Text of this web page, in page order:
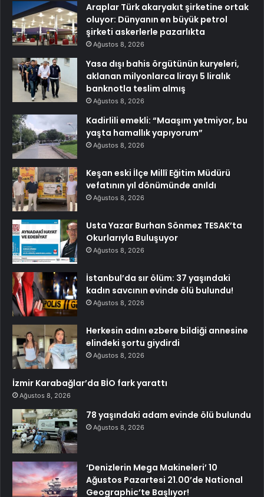
Araplar Türk akaryakıt şirketine ortak
oluyor: Dünyanın en büyük petrol
şirketi askerlerle pazarlıkta
Ağustos 8, 2026
Yasa dışı bahis örgütünün kuryeleri,
aklanan milyonlarca lirayı 5 liralık
banknotla teslim almış
Ağustos 8, 2026
Kadirlili emekli: “Maaşım yetmiyor, bu
yaşta hamallık yapıyorum”
Ağustos 8, 2026
Keşan eski İlçe Millî Eğitim Müdürü
vefatının yıl dönümünde anıldı
Ağustos 8, 2026
Usta Yazar Burhan Sönmez TESAK’ta
Okurlarıyla Buluşuyor
Ağustos 8, 2026
İstanbul’da sır ölüm: 37 yaşındaki
kadın savcının evinde ölü bulundu!
Ağustos 8, 2026
Herkesin adını ezbere bildiği annesine
elindeki şortu giydirdi
Ağustos 8, 2026
İzmir Karabağlar’da BİO fark yarattı
Ağustos 8, 2026
78 yaşındaki adam evinde ölü bulundu
Ağustos 8, 2026
‘Denizlerin Mega Makineleri’ 10
Ağustos Pazartesi 21.00’de National
Geographic’te Başlıyor!